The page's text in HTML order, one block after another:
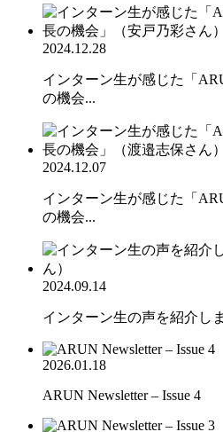
2024.12.28
インターン生が感じた「
の機会...
2024.12.07
インターン生が感じた「
の機会...
2024.09.14
インターン生の声を紹介し
2026.01.18
ARUN Newsletter – Issue 4